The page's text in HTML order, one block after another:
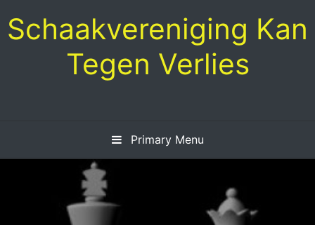
to
content
Schaakvereniging Kan
Tegen Verlies
Primary Menu